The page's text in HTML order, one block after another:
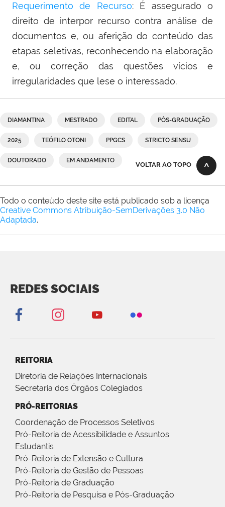
Requerimento de Recurso: É assegurado o
direito de interpor recurso contra análise de
documentos e, ou aferição do conteúdo das
etapas seletivas, reconhecendo na elaboração
e, ou correção das questões vícios e
irregularidades que lese o interessado.
DIAMANTINA MESTRADO EDITAL PÓS-GRADUAÇÃO
2025 TEÓFILO OTONI PPGCS STRICTO SENSU
DOUTORADO EM ANDAMENTO
VOLTAR AO TOPO
Todo o conteúdo deste site está publicado sob a licença
Creative Commons Atribuição-SemDerivações 3.0 Não
Adaptada.
REDES SOCIAIS
REITORIA
Diretoria de Relações Internacionais
Secretaria dos Órgãos Colegiados
PRÓ-REITORIAS
Coordenação de Processos Seletivos
Pró-Reitoria de Acessibilidade e Assuntos
Estudantis
Pró-Reitoria de Extensão e Cultura
Pró-Reitoria de Gestão de Pessoas
Pró-Reitoria de Graduação
Pró-Reitoria de Pesquisa e Pós-Graduação